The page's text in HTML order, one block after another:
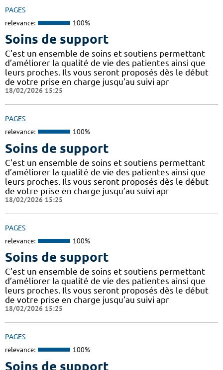
PAGES
relevance: 100%
Soins de support
C’est un ensemble de soins et soutiens permettant
d’améliorer la qualité de vie des patientes ainsi que
leurs proches. Ils vous seront proposés dès le début
de votre prise en charge jusqu’au suivi apr
18/02/2026 15:25
PAGES
relevance: 100%
Soins de support
C’est un ensemble de soins et soutiens permettant
d’améliorer la qualité de vie des patientes ainsi que
leurs proches. Ils vous seront proposés dès le début
de votre prise en charge jusqu’au suivi apr
18/02/2026 15:25
PAGES
relevance: 100%
Soins de support
C’est un ensemble de soins et soutiens permettant
d’améliorer la qualité de vie des patientes ainsi que
leurs proches. Ils vous seront proposés dès le début
de votre prise en charge jusqu’au suivi apr
18/02/2026 15:25
PAGES
relevance: 100%
Soins de support